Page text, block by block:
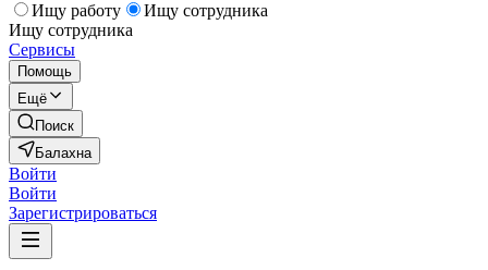
Ищу работу
Ищу сотрудника
Ищу сотрудника
Сервисы
Помощь
Ещё
Поиск
Балахна
Войти
Войти
Зарегистрироваться